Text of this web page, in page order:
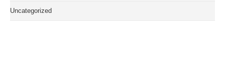
Uncategorized